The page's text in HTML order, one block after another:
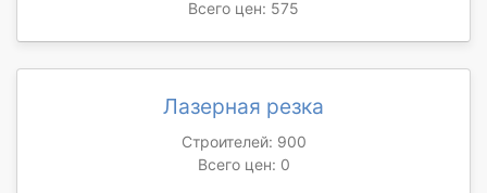
Всего цен: 575
Лазерная резка
Строителей: 900
Всего цен: 0